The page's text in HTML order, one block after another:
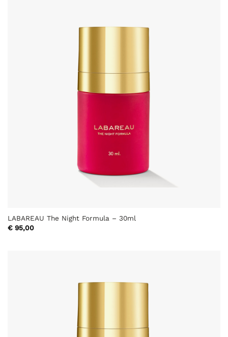
LABAREAU The Night Formula – 30ml
€95,00